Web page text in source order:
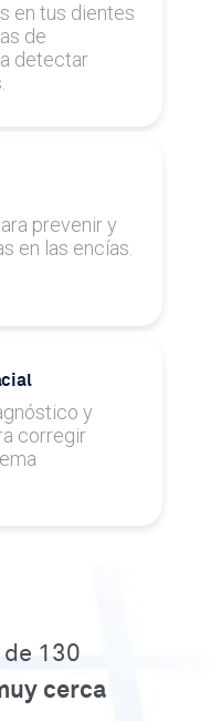
en tus dientes
de
detectar
prevenir y
en las encías.
y
corregir
130
cerca